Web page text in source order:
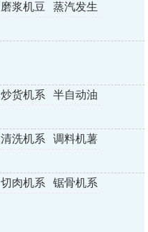
磨浆机豆
蒸汽发生
炒货机系
半自动油
清洗机系
调料机薯
切肉机系
锯骨机系